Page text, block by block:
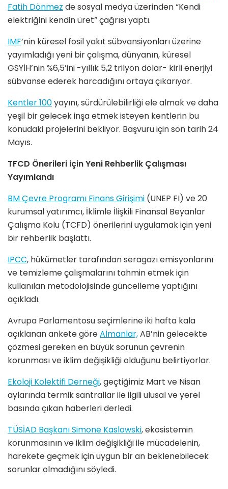
Fatih Dönmez de sosyal medya üzerinden “Kendi
elektriğini kendin üret” çağrısı yaptı.
IMF’nin küresel fosil yakıt sübvansiyonları üzerine
yayımladığı yeni bir çalışma, dünyanın, küresel
GSYİH’nin %6,5’ini -yıllık 5,2 trilyon dolar- kirli enerjiyi
sübvanse ederek harcadığını ortaya çıkarıyor.
Kentler 100yayını, sürdürülebilirliği ele almak ve daha
yeşil bir gelecek inşa etmek isteyen kentlerin bu
konudaki projelerini bekliyor. Başvuru için son tarih 24
Mayıs.
TFCD Önerileri için Yeni Rehberlik Çalışması
Yayımlandı
BM Çevre Programı Finans Girişimi (UNEP FI) ve 20
kurumsal yatırımcı, İklimle İlişkili Finansal Beyanlar
Çalışma Kolu (TCFD) önerilerini uygulamak için yeni
bir rehberlik başlattı.
IPCC, hükümetler tarafından seragazı emisyonlarını
ve temizleme çalışmalarını tahmin etmek için
kullanılan metodolojisinde güncelleme yaptığını
açıkladı.
Avrupa Parlamentosu seçimlerine iki hafta kala
açıklanan ankete göreAlmanlar,AB’nin gelecekte
çözmesi gereken en büyük sorunun çevrenin
korunması ve iklim değişikliği olduğunu belirtiyorlar.
Ekoloji Kolektifi Derneği, geçtiğimiz Mart ve Nisan
aylarında termik santrallar ile ilgili ulusal ve yerel
basında çıkan haberleri derledi.
TÜSİAD Başkanı Simone Kaslowski, ekosistemin
korunmasının ve iklim değişikliği ile mücadelenin,
harekete geçmek için uygun bir an beklenebilecek
sorunlar olmadığını söyledi.